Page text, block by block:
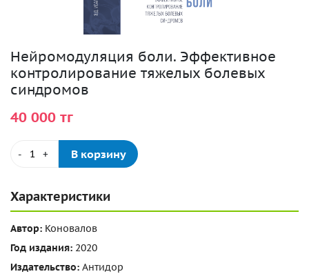
Нейромодуляция боли. Эффективное
контролирование тяжелых болевых
синдромов
40 000 тг
- + В корзину
Характеристики
Автор: Коновалов
Год издания: 2020
Издательство: Антидор